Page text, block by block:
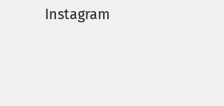
Instagram